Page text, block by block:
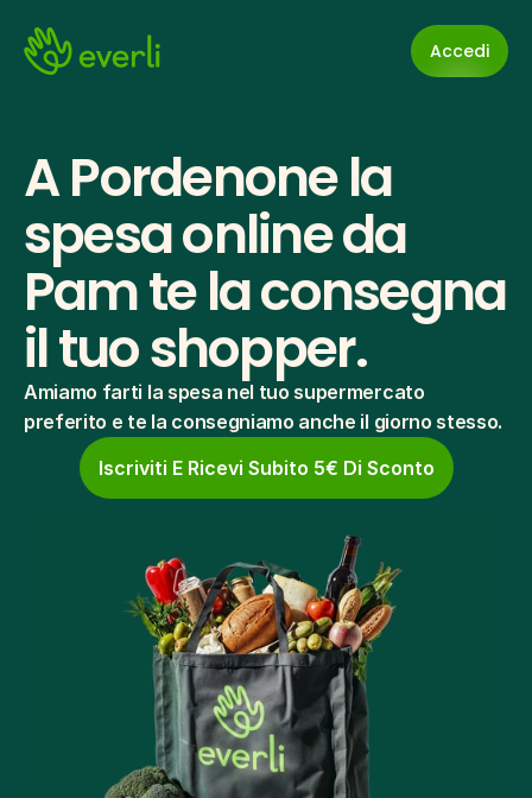
Accedi
A Pordenone la
spesa online da
Pam te la consegna
il tuo shopper.
Amiamo farti la spesa nel tuo supermercato
preferito e te la consegniamo anche il giorno stesso.
Iscriviti E Ricevi Subito 5€ Di Sconto